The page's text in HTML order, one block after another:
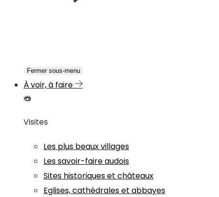
Fermer sous-menu
À voir, à faire
Visites
Les plus beaux villages
Les savoir-faire audois
Sites historiques et châteaux
Eglises, cathédrales et abbayes